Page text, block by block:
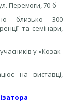
Перемоги, 70-б
близько 300
та семінари,
у «Козак-
на виставці,